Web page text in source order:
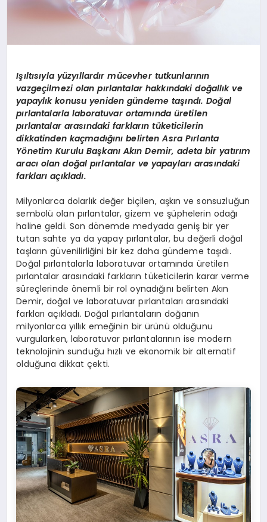
Işıltısıylayüzyıllardır mücevher tutkunlarının
vazgeçilmezi olan pırlantalar hakkındaki doğallık ve
yapaylık konusu yeniden gündeme taşındı. Doğal
pırlantalarla laboratuvar ortamında üretilen
pırlantalar arasındaki farkların tüketicilerin
dikkatinden kaçmadığını belirten Asra Pırlanta
Yönetim Kurulu Başkanı Akın Demir, adeta bir yatırım
aracı olan doğal pırlantalar ve yapayları arasındaki
farkları açıkladı.
Milyonlarca dolarlık değer biçilen, aşkın ve sonsuzluğun
sembolü olan pırlantalar, gizem ve şüphelerin odağı
haline geldi. Son dönemde medyada geniş bir yer
tutan sahte ya da yapay pırlantalar, bu değerli doğal
taşların güvenilirliğini bir kez daha gündeme taşıdı.
Doğal pırlantalarla laboratuvar ortamında üretilen
pırlantalar arasındaki farkların tüketicilerin karar verme
süreçlerinde önemli bir rol oynadığını belirten Akın
Demir, doğal ve laboratuvar pırlantaları arasındaki
farkları açıkladı. Doğal pırlantaların doğanın
milyonlarca yıllık emeğinin bir ürünü olduğunu
vurgularken, laboratuvar pırlantalarının ise modern
teknolojinin sunduğu hızlı ve ekonomik bir alternatif
olduğuna dikkat çekti.